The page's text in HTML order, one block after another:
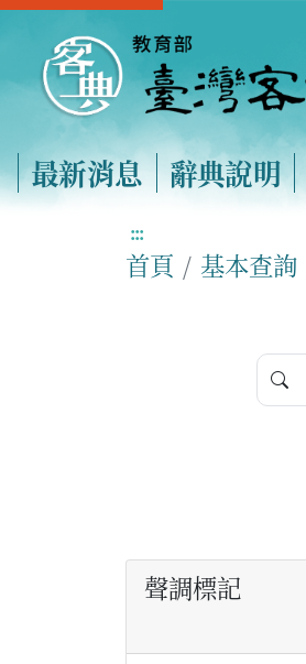
最新消息 辭典說明
:::
首頁 基本查詢
聲調標記